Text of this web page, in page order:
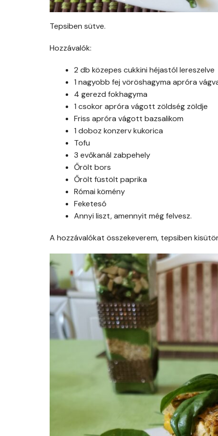
Tepsiben sütve.
Hozzávalók:
2 db közepes cukkini héjastól lereszelve
1 nagyobb fej vöröshagyma apróra
4 gerezd fokhagyma
1 csokor apróra vágott zöldség zöldje
Friss apróra vágott bazsalikom
1 doboz konzerv kukorica
Tofu
3 evőkanál zabpehely
Őrölt bors
Őrölt füstölt paprika
Római kömény
Feketesó
Annyi liszt, amennyit még felvesz.
A hozzávalókat összekeverem, tepsiben